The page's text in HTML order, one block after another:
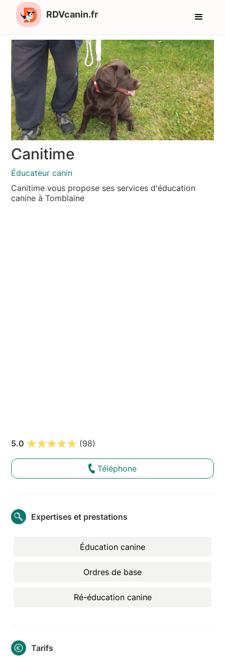
RDVcanin.fr
Canitime
Éducateur canin
Canitime vous propose ses services d'éducation
canine à Tomblaine
5.0 (98)
Téléphone
Expertises et prestations
Éducation canine
Ordres de base
Ré-éducation canine
Tarifs